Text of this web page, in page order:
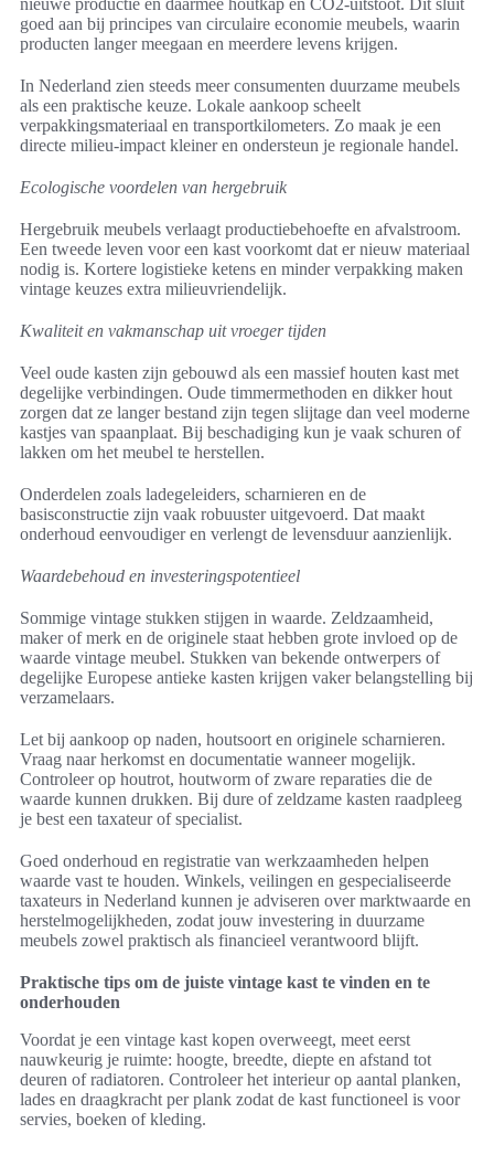
nieuwe productie en daarmee houtkap en CO2-uitstoot. Dit sluit
goed aan bij principes van circulaire economie meubels, waarin
producten langer meegaan en meerdere levens krijgen.
In Nederland zien steeds meer consumenten duurzame meubels
als een praktische keuze. Lokale aankoop scheelt
verpakkingsmateriaal en transportkilometers. Zo maak je een
directe milieu-impact kleiner en ondersteun je regionale handel.
Ecologische voordelen van hergebruik
Hergebruik meubels verlaagt productiebehoefte en afvalstroom.
Een tweede leven voor een kast voorkomt dat er nieuw materiaal
nodig is. Kortere logistieke ketens en minder verpakking maken
vintage keuzes extra milieuvriendelijk.
Kwaliteit en vakmanschap uit vroeger tijden
Veel oude kasten zijn gebouwd als een massief houten kast met
degelijke verbindingen. Oude timmermethoden en dikker hout
zorgen dat ze langer bestand zijn tegen slijtage dan veel moderne
kastjes van spaanplaat. Bij beschadiging kun je vaak schuren of
lakken om het meubel te herstellen.
Onderdelen zoals ladegeleiders, scharnieren en de
basisconstructie zijn vaak robuuster uitgevoerd. Dat maakt
onderhoud eenvoudiger en verlengt de levensduur aanzienlijk.
Waardebehoud en investeringspotentieel
Sommige vintage stukken stijgen in waarde. Zeldzaamheid,
maker of merk en de originele staat hebben grote invloed op de
waarde vintage meubel. Stukken van bekende ontwerpers of
degelijke Europese antieke kasten krijgen vaker belangstelling bij
verzamelaars.
Let bij aankoop op naden, houtsoort en originele scharnieren.
Vraag naar herkomst en documentatie wanneer mogelijk.
Controleer op houtrot, houtworm of zware reparaties die de
waarde kunnen drukken. Bij dure of zeldzame kasten raadpleeg
je best een taxateur of specialist.
Goed onderhoud en registratie van werkzaamheden helpen
waarde vast te houden. Winkels, veilingen en gespecialiseerde
taxateurs in Nederland kunnen je adviseren over marktwaarde en
herstelmogelijkheden, zodat jouw investering in duurzame
meubels zowel praktisch als financieel verantwoord blijft.
Praktische tips om de juiste vintage kast te vinden en te
onderhouden
Voordat je een vintage kast kopen overweegt, meet eerst
nauwkeurig je ruimte: hoogte, breedte, diepte en afstand tot
deuren of radiatoren. Controleer het interieur op aantal planken,
lades en draagkracht per plank zodat de kast functioneel is voor
servies, boeken of kleding.